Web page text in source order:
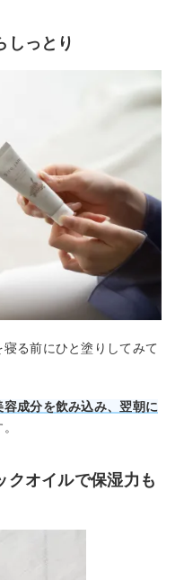
しっとり
る前にひと塗りしてみて
成分を飲み込み、翌朝に
クオイルで保湿力も